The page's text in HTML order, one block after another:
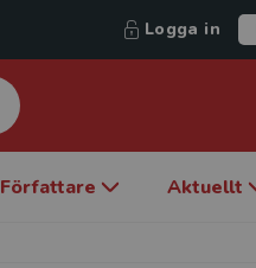
Logga in
Författare Aktuellt